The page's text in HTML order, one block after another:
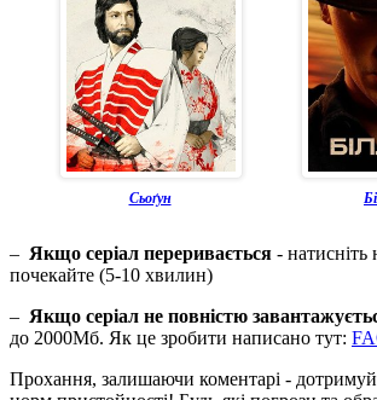
Сьоґун
– Якщо серіал переривається - натисніть
почекайте (5-10 хвилин)
– Якщо серіал не повністю
до 2000Мб. Як це зробити написано тут:
Прохання, залишаючи коментарі -